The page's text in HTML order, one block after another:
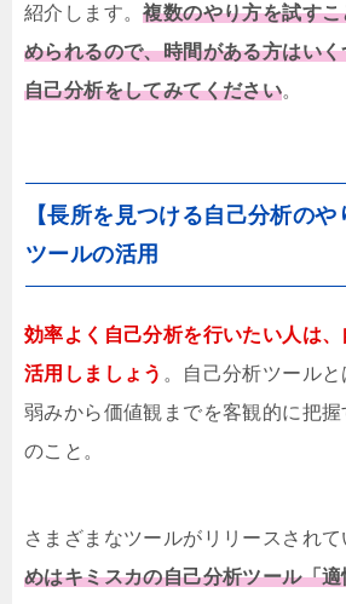
紹介します。複数のやり方を試す
められるので、時間がある方はい
自己分析をしてみてください。
【長所を見つける自己分析の
ツールの活用
効率よく自己分析を行いたい人は
活用しましょう 。自己分析ツールと
弱みから価値観までを客観的に把
のこと。
さまざまなツールがリリースされ
めはキミスカの自己分析ツール「